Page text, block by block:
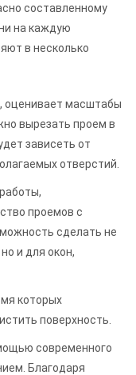
составленному
на каждую
в несколько
оценивает масштабы
вырезать проем в
зависеть от
отверстий.
проемов с
сделать не
и для окон,
которых
поверхность.
современного
Благодаря